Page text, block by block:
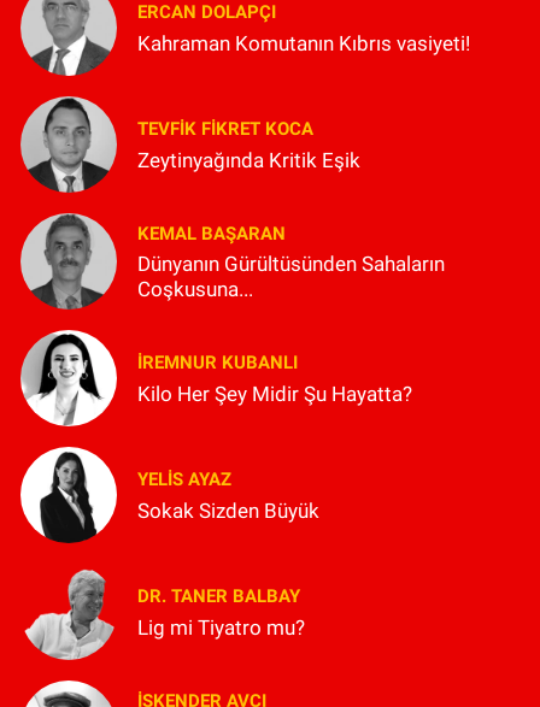
ERCAN DOLAPÇI
Kahraman Komutanın Kıbrıs vasiyeti!
TEVFIK FIKRET KOCA
Zeytinyağında Kritik Eşik
KEMAL BAŞARAN
Dünyanın Gürültüsünden Sahaların
Coşkusuna...
İREMNUR KUBANLI
Kilo Her Şey Midir Şu Hayatta?
YELIS AYAZ
Sokak Sizden Büyük
DR. TANER BALBAY
Lig mi Tiyatro mu?
İSKENDER AVCI